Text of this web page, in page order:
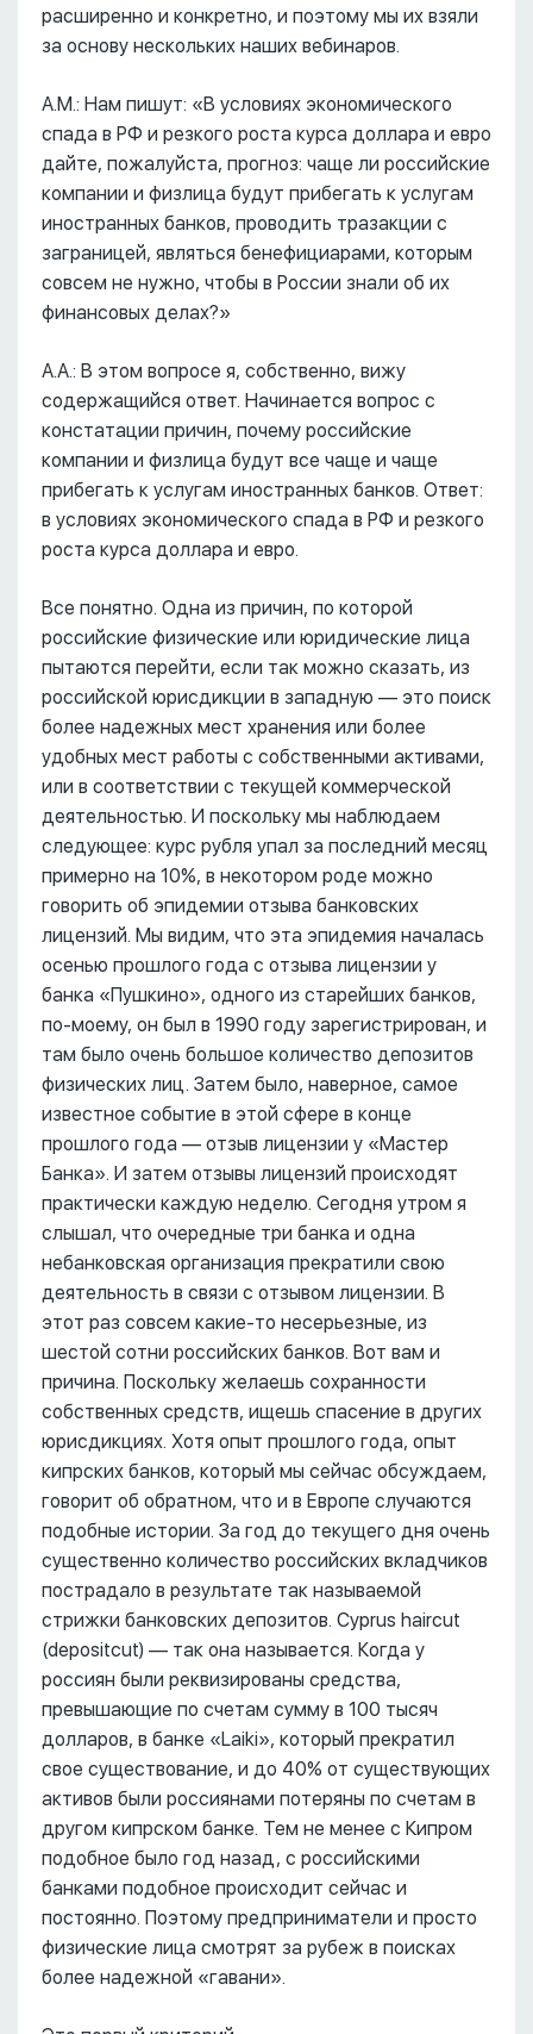
расширенно и конкретно, и поэтому мы их взяли
за основу нескольких наших вебинаров.
А.М.: Нам пишут: «В условиях экономического
спада в РФ и резкого роста курса доллара и евро
дайте, пожалуйста, прогноз: чаще ли российские
компании и физлица будут прибегать к услугам
иностранных банков, проводить тразакции с
заграницей, являться бенефициарами, которым
совсем не нужно, чтобы в России знали об их
финансовых делах?»
А.А.: В этом вопросе я, собственно, вижу
содержащийся ответ. Начинается вопрос с
констатации причин, почему российские
компании и физлица будут все чаще и чаще
прибегать к услугам иностранных банков. Ответ:
в условиях экономического спада в РФ и резкого
роста курса доллара и евро.
Все понятно. Одна из причин, по которой
российские физические или юридические лица
пытаются перейти, если так можно сказать, из
российской юрисдикции в западную –– это поиск
более надежных мест хранения или более
удобных мест работы с собственными активами,
или в соответствии с текущей коммерческой
деятельностью. И поскольку мы наблюдаем
следующее: курс рубля упал за последний месяц
примерно на 10%, в некотором роде можно
говорить об эпидемии отзыва банковских
лицензий. Мы видим, что эта эпидемия началась
осенью прошлого года с отзыва лицензии у
банка «Пушкино», одного из старейших банков,
по-моему, он был в 1990 году зарегистрирован, и
там было очень большое количество депозитов
физических лиц. Затем было, наверное, самое
известное событие в этой сфере в конце
прошлого года –– отзыв лицензии у «Мастер
Банка». И затем отзывы лицензий происходят
практически каждую неделю. Сегодня утром я
слышал, что очередные три банка и одна
небанковская организация прекратили свою
деятельность в связи с отзывом лицензии. В
этот раз совсем какие-то несерьезные, из
шестой сотни российских банков. Вот вам и
причина. Поскольку желаешь сохранности
собственных средств, ищешь спасение в других
юрисдикциях. Хотя опыт прошлого года, опыт
кипрских банков, который мы сейчас обсуждаем,
говорит об обратном, что и в Европе случаются
подобные истории. За год до текущего дня очень
существенно количество российских вкладчиков
пострадало в результате так называемой
стрижки банковских депозитов. Cyprus haircut
(depositcut) –– так она называется. Когда у
россиян были реквизированы средства,
превышающие по счетам сумму в 100 тысяч
долларов, в банке «Laiki», который прекратил
свое существование, и до 40% от существующих
активов были россиянами потеряны по счетам в
другом кипрском банке. Тем не менее с Кипром
подобное было год назад, с российскими
банками подобное происходит сейчас и
постоянно. Поэтому предприниматели и просто
физические лица смотрят за рубеж в поисках
более надежной «гавани».